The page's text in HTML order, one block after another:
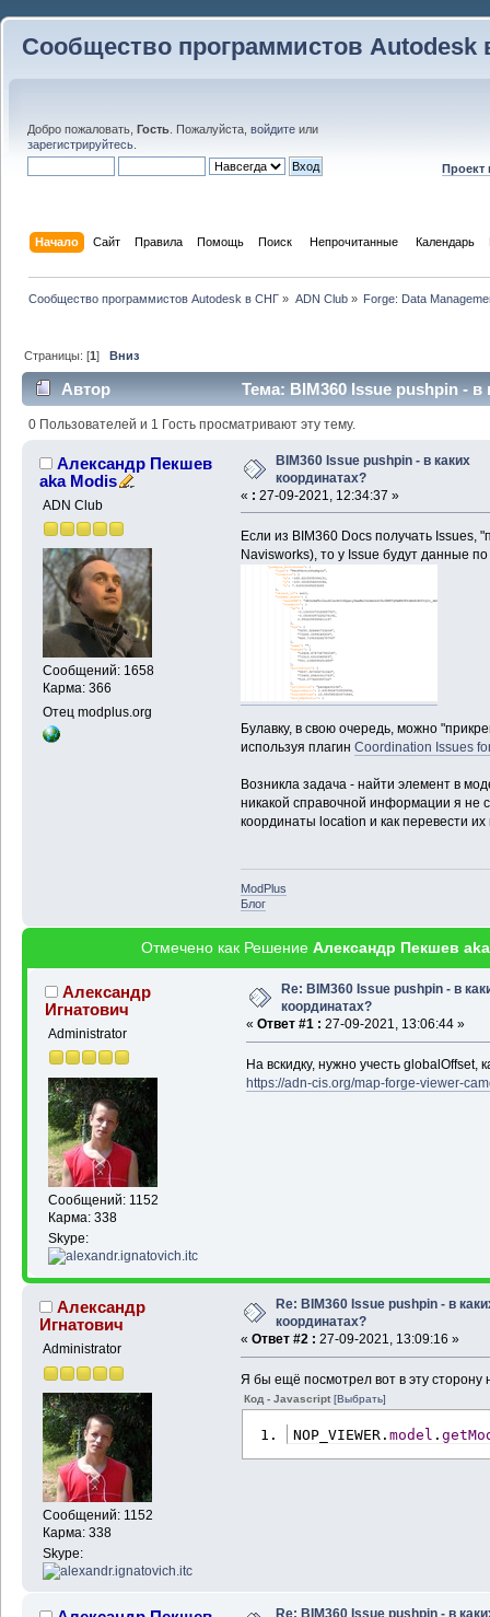
Сообщество программистов Autodesk
Добро пожаловать, Гость . Пожалуйста, войдите или
зарегистрируйтесь
Проект
Начало Сайт Правила Помощь Поиск Непрочитанные Календарь
Сообщество программистов Autodesk в СНГ » ADN Club» Forge: Data
Страницы: [1]Вниз
Автор
Тема: BIM360 Issue pushpin - в
раз)
0 Пользователей и 1 Гость просматривают эту тему.
Александр Пекшев
aka Modis
ADN Club
Сообщений: 1658
Карма: 366
Отец modplus.org
BIM360 Issue pushpin - в каких
координатах?
« : 27-09-2021, 12:34:37 »
Если из BIM360 Docs получать
Navisworks), то у Issue будут данные
Булавку, в свою очередь, можно
используя плагин Coordination Issues
Возникла задача - найти элемент в
никакой справочной информации я не
координаты location и как перевести
ModPlus
Блог
Отмечено как Решение Александр Пекшев
Александр
Игнатович
Administrator
Сообщений: 1152
Карма: 338
Skype:
Re: BIM360 Issue pushpin - в
координатах?
« Ответ #1 : 27-09-2021, 13:06:44 »
На вскидку, нужно учесть globalOffset,
https://adn-cis.org/map-forge-viewer-
Александр
Игнатович
Administrator
Сообщений: 1152
Карма: 338
Skype:
Re: BIM360 Issue pushpin - в
координатах?
« Ответ #2 : 27-09-2021, 13:09:16 »
Я бы ещё посмотрел вот в эту сторону
Код - Javascript[Выбрать]
NOP_VIEWER.model .